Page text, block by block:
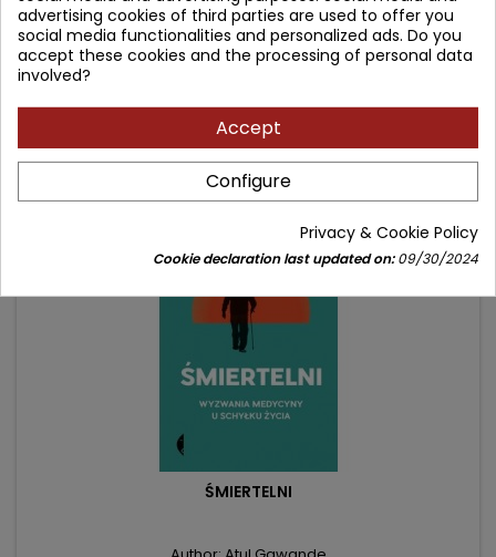
Author: Lidia Zabłocka-Żytka
(0)
price
Add to cart
- 10.00 zł
ŚMIERTELNI
favorite_border
advertising cookies of third parties are used to offer you
social media functionalities and personalized ads. Do you
accept these cookies and the processing of personal data
involved?
Accept
Configure
Privacy & Cookie Policy
Cookie declaration last updated on:09/30/2024